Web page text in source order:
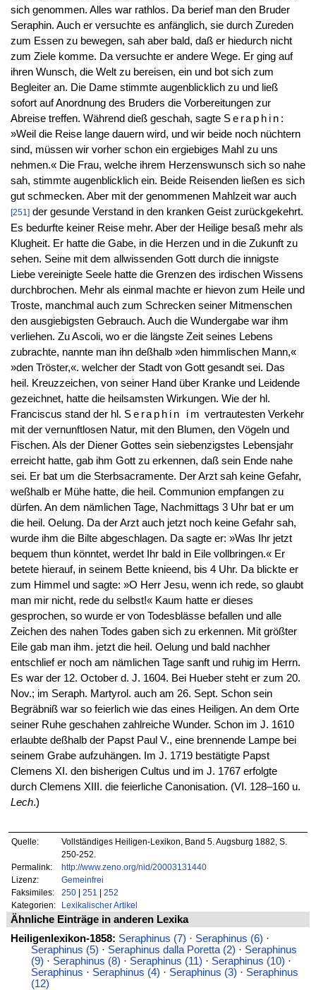
sich genommen. Alles war rathlos. Da berief man den Bruder
Seraphin. Auch er versuchte es anfänglich, sie durch Zureden
zum Essen zu bewegen, sah aber bald, daß er hiedurch nicht
zum Ziele komme. Da versuchte er andere Wege. Er ging auf
ihren Wunsch, die Welt zu bereisen, ein und bot sich zum
Begleiter an. Die Dame stimmte augenblicklich zu und ließ
sofort auf Anordnung des Bruders die Vorbereitungen zur
Abreise treffen. Während dieß geschah, sagte Seraphin :
»Weil die Reise lange dauern wird, und wir beide noch nüchtern
sind, müssen wir vorher schon ein ergiebiges Mahl zu uns
nehmen.« Die Frau, welche ihrem Herzenswunsch sich so nahe
sah, stimmte augenblicklich ein. Beide Reisenden ließen es sich
gut schmecken. Aber mit der genommenen Mahlzeit war auch
[251]der gesunde Verstand in den kranken Geist zurückgekehrt.
Es bedurfte keiner Reise mehr. Aber der Heilige besaß mehr als
Klugheit. Er hatte die Gabe, in die Herzen und in die Zukunft zu
sehen. Seine mit dem allwissenden Gott durch die innigste
Liebe vereinigte Seele hatte die Grenzen des irdischen Wissens
durchbrochen. Mehr als einmal machte er hievon zum Heile und
Troste, manchmal auch zum Schrecken seiner Mitmenschen
den ausgiebigsten Gebrauch. Auch die Wundergabe war ihm
verliehen. Zu Ascoli, wo er die längste Zeit seines Lebens
zubrachte, nannte man ihn deßhalb »den himmlischen Mann,«
»den Tröster,«. welcher der Stadt von Gott gesandt sei. Das
heil. Kreuzzeichen, von seiner Hand über Kranke und Leidende
gezeichnet, hatte die heilsamsten Wirkungen. Wie der hl.
Franciscus stand der hl. Seraphin im vertrautesten Verkehr
mit der vernunftlosen Natur, mit den Blumen, den Vögeln und
Fischen. Als der Diener Gottes sein siebenzigstes Lebensjahr
erreicht hatte, gab ihm Gott zu erkennen, daß sein Ende nahe
sei. Er bat um die Sterbsacramente. Der Arzt sah keine Gefahr,
weßhalb er Mühe hatte, die heil. Communion empfangen zu
dürfen. An dem nämlichen Tage, Nachmittags 3 Uhr bat er um
die heil. Oelung. Da der Arzt auch jetzt noch keine Gefahr sah,
wurde ihm die Bilte abgeschlagen. Da sagte er: »Was Ihr jetzt
bequem thun könntet, werdet Ihr bald in Eile vollbringen.« Er
betete hierauf, in seinem Bette knieend, bis 4 Uhr. Da blickte er
zum Himmel und sagte: »O Herr Jesu, wenn ich rede, so glaubt
man mir nicht, rede du selbst!« Kaum hatte er dieses
gesprochen, so wurde er von Todesblässe befallen und alle
Zeichen des nahen Todes gaben sich zu erkennen. Mit größter
Eile gab man ihm. jetzt die heil. Oelung und bald nachher
entschlief er noch am nämlichen Tage sanft und ruhig im Herrn.
Es war der 12. October d. J. 1604. Bei Hueber steht er zum 20.
Nov.; im Seraph. Martyrol. auch am 26. Sept. Schon sein
Begräbniß war so feierlich wie das eines Heiligen. An dem Orte
seiner Ruhe geschahen zahlreiche Wunder. Schon im J. 1610
erlaubte deßhalb der Papst Paul V., eine brennende Lampe bei
seinem Grabe aufzuhängen. Im J. 1719 bestätigte Papst
Clemens XI. den bisherigen Cultus und im J. 1767 erfolgte
durch Clemens XIII. die feierliche Canonisation. (VI. 128–160 u.
Lech.)
Quelle:
Vollständiges Heiligen-Lexikon, Band 5. Augsburg 1882, S.
250-252.
Permalink:
http://www.zeno.org/nid/20003131440
Lizenz:
Gemeinfrei
Faksimiles:
250| 251
252
Kategorien:
Lexikalischer Artikel
Ähnliche Einträge in anderen Lexika
Heiligenlexikon-1858: Seraphinus (7) · Seraphinus (6) ·
Seraphinus (5) · Seraphinus dalla Poretta (2) · Seraphinus
(9) · Seraphinus (8) · Seraphinus (11) · Seraphinus (10) ·
Seraphinus · Seraphinus (4) · Seraphinus (3) · Seraphinus
(12)